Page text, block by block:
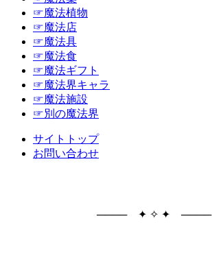
☞魔法植物
☞魔法店
☞魔法具
☞魔法食
☞魔法ギフト
☞魔法界キャラ
☞魔法施設
☞別の魔法界
サイトトップ
お問い合わせ
──── ✦ ✧ ✦ ────